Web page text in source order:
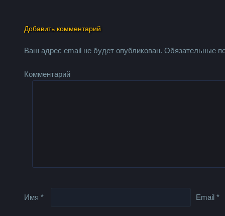
Добавить комментарий
Ваш адрес email не будет опубликован. Обязательные
Комментарий
Имя* Email*